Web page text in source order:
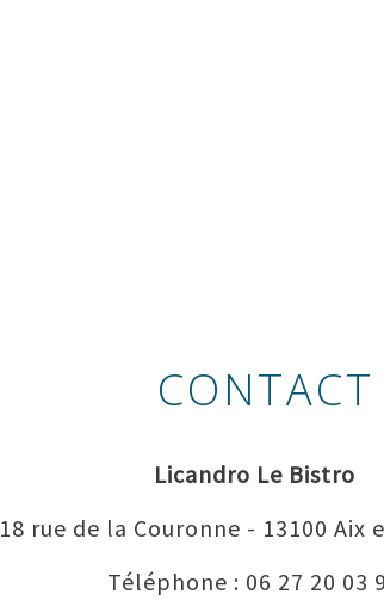
CONTACT
Licandro Le Bistro
18 rue de la Couronne - 13100 Aix
Téléphone : 06 27 20 03